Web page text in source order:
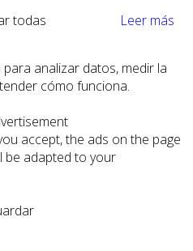
todas
Leer más
analizar datos, medir la
cómo funciona.
accept, the ads on the page
be adapted to your